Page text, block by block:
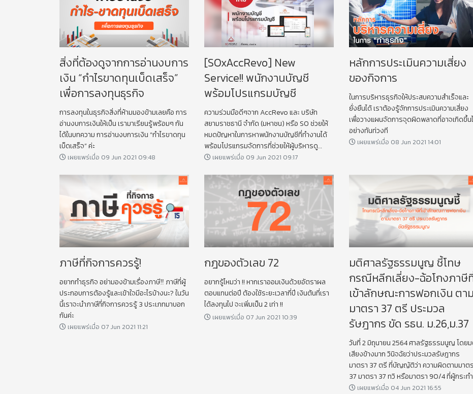
สิ่งที่ต้องดูจากการอ่านงบการ
เงิน “กำไรขาดทุนเบ็ดเสร็จ”
เพื่อการลงทุนธุรกิจ
การลงทุนในธุรกิจสิ่งที่ห้ามมองข้ามเลยคือ การ
อ่านงบการเงินให้เป็น เรามาเรียนรู้พร้อมๆ กัน
ได้ในบทความ การอ่านงบการเงิน “กำไรขาดทุน
เบ็ดเสร็จ” ค่ะ
เผยแพร่เมื่อ 09 Jun 2021 09:48
[SOxAccRevo] New
Service!! พนักงานบัญชี
พร้อมโปรแกรมบัญชี
ความร่วมมือดีๆจาก AccRevo และ บริษัท
สยามราชธานี จำกัด (มหาชน) หรือ SO ช่วยให้
หมดปัญหาในการหาพนักงานบัญชีที่ทำงานได้
พร้อมโปรแกรมจัดการที่ช่วยให้ผู้บริหารดู
รายงานจากที่ไหนก็ได้
เผยแพร่เมื่อ 09 Jun 2021 09:17
หลักการประเมินความเสี่ยง
ของกิจการ
ในการบริหารธุรกิจให้ประสบความสำเร็จและ
ยั่งยืนได้ เราต้องรู้จักการประเมินความเสี่ยง
เพื่อวางแผนจัดการจุดผิดพลาดที่อาจเกิดขึ้น
อย่างทันท่วงที
เผยแพร่เมื่อ 08 Jun 2021 14:01
ภาษีที่กิจการควรรู้!
อยากทำธุรกิจ อย่ามองข้ามเรื่องภาษี‼️ ภาษีที่ผู้
ประกอบการต้องรู้และเข้าใจมีอะไรบ้างนะ? ในวัน
นี้เราจะนำภาษีที่กิจการควรรู้ 3 ประเภทมาบอก
กันค่ะ
เผยแพร่เมื่อ 07 Jun 2021 11:21
กฎของตัวเลข 72
อยากรู้ไหมว่า !! หากเราออมเงินด้วยอัตราผล
ตอบแทนต่อปี ต้องใช้ระยะเวลากี่ปี เงินต้นที่เรา
ได้ลงทุนไป จะเพิ่มเป็น 2 เท่า !!
เผยแพร่เมื่อ 07 Jun 2021 10:39
มติศาลรัฐธรรมนูญ ชี้โทษ
กรณีหลีกเลี่ยง-ฉ้อโกงภาษี
เข้าลักษณะการฟอกเงิน ตาม
มาตรา 37 ตรี ประมวล
รัษฎากร ขัด รธน. ม.26,ม.37
วันที่ 2 มิถุนายน 2564 ศาลรัฐธรรมนูญ โดย
เสียงข้างมาก วินิจฉัยว่าประมวลรัษฎากร
มาตรา 37 ตรี ที่บัญญัติว่า ความผิดตามมาต
37 มาตรา 37 ทวิ หรือมาตรา 90/4 ที่ผู้กระทำ
ความผิดเป็นผู้มีหน้าที่เสียภาษีอากรหรือนำส่ง
เผยแพร่เมื่อ 04 Jun 2021 16:55